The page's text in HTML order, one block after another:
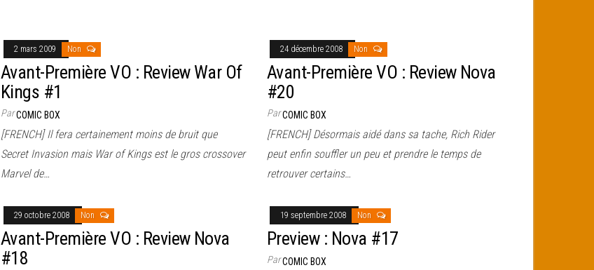
2 mars 2009 Non
Avant-Première VO : Review War Of
Kings #1
ParCOMIC BOX
[FRENCH] Il fera certainement moins de bruit que
Secret Invasion mais War of Kings est le gros crossover
Marvel de…
24 décembre 2008 Non
Avant-Première VO : Review Nova
#20
ParCOMIC BOX
[FRENCH] Désormais aidé dans sa tache, Rich Rider
peut enfin souffler un peu et prendre le temps de
retrouver certains…
29 octobre 2008 Non
Avant-Première VO : Review Nova
#18
19 septembre 2008 Non
Preview : Nova #17
ParCOMIC BOX